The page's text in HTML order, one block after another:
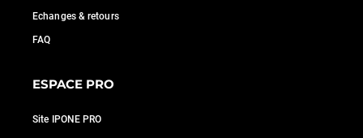
Echanges & retours
FAQ
ESPACE PRO
Site IPONE PRO